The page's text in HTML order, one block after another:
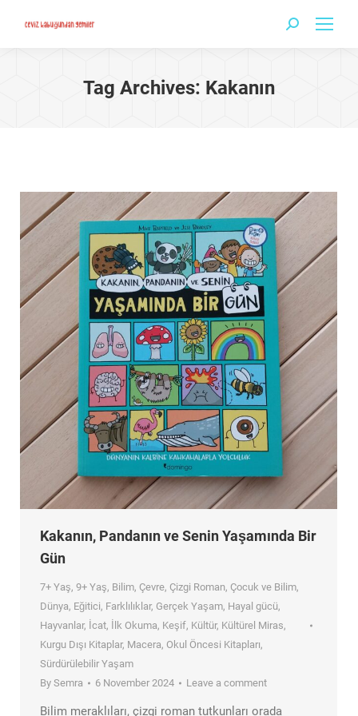
Search:
Tag Archives: Kakanın
Kakanın, Pandanın ve Senin Yaşamında Bir
Gün
7+ Yaş, 9+ Yaş, Bilim, Çevre, Çizgi Roman, Çocuk ve Bilim,
Dünya, Eğitici, Farklılıklar, Gerçek Yaşam, Hayal gücü,
Hayvanlar, İcat, İlk Okuma, Keşif, Kültür, Kültürel Miras,
Kurgu Dışı Kitaplar, Macera, Okul Öncesi Kitapları,
Sürdürülebilir Yaşam
By Semra 6 November 2024 Leave a comment
Bilim meraklıları, çizgi roman tutkunları orada